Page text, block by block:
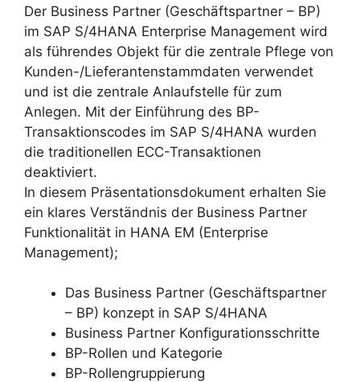
Der Business Partner (Geschäftspartner – BP)
im SAP S/4HANA Enterprise Management wird
als führendes Objekt für die zentrale Pflege von
Kunden-/Lieferantenstammdaten verwendet
und ist die zentrale Anlaufstelle für zum
Anlegen. Mit der Einführung des BP-
Transaktionscodes im SAP S/4HANA wurden
die traditionellen ECC-Transaktionen
deaktiviert.
In diesem Präsentationsdokument erhalten Sie
ein klares Verständnis der Business Partner
Funktionalität in HANA EM (Enterprise
Management);
Das Business Partner (Geschäftspartner
– BP) konzept in SAP S/4HANA
Business Partner Konfigurationsschritte
BP-Rollen und Kategorie
BP-Rollengruppierung